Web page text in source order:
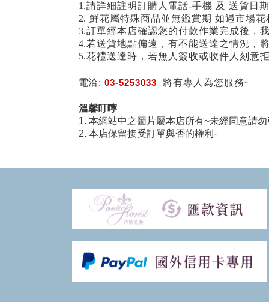
1.請詳細註明訂購人電話-手機 及 送貨日
2. 鮮花屬特殊商品並無鑑賞期 如遇市場
3.訂單經本店確認您的付款作業完成後，
4.若送貨地點偏遠，有不能送達之情況，
5.花禮送達時，若無人簽收或收件人刻意
電洽:03-5253033 將有專人為您服務~
溫馨叮嚀
1. 本網站中之圖片屬本店所有~未經同意請勿
2. 本店保留接受訂單與否的權利-